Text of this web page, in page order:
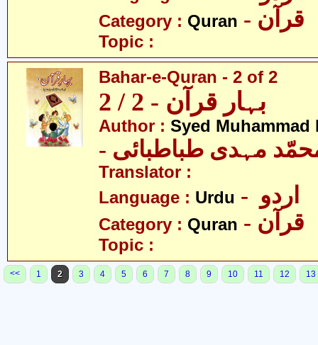
Category : Quran - قرآن
Topic :
Bahar-e-Quran - 2 of 2
بہار قرآن - 2 / 2
Author : Syed Muhammad
مہدی طباطبائی
Translator :
Language : Urdu
Category : Quran - قرآن
Topic :
<< 1 2 3 4 5 6 7 8 9 10 11 12 13